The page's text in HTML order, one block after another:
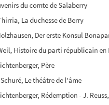
du comte de Salaberry
La duchesse de Berry
Der erste Konsul
Histoire du parti républicain en
Père
Le théâtre de l'âme
Rédemption - J.